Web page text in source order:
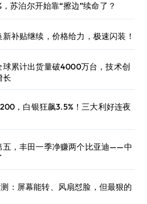
苏泊尔开始靠“擦边”续命了？
补贴继续，价格给力，极速闪装！
球累计出货量破4000万台，技术创
长
，白银狂飙3.5%！三大利好连夜
五，丰田一季净赚两个比亚迪——中
：屏幕能转、风扇怼脸，但最狠的